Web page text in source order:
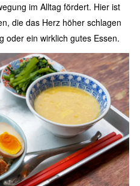
im Alltag fördert. Hier ist
die das Herz höher schlagen
oder ein wirklich gutes Essen.